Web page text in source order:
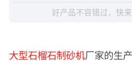
好产品不容错过，快
大型石榴石制砂机厂家的生